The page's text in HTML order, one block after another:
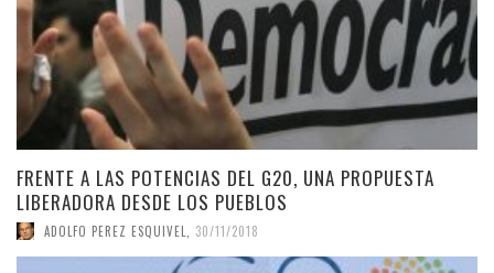
FRENTE A LAS POTENCIAS DEL G20, UNA PROPUESTA
LIBERADORA DESDE LOS PUEBLOS
ADOLFO PEREZ ESQUIVEL 30/11/2018